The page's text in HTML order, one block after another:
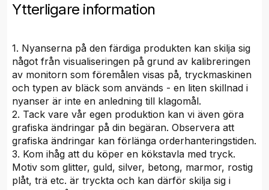
Ytterligare information
1. Nyanserna på den färdiga produkten kan skilja sig
något från visualiseringen på grund av kalibreringen
av monitorn som föremålen visas på, tryckmaskinen
och typen av bläck som används - en liten skillnad i
nyanser är inte en anledning till klagomål.
2. Tack vare vår egen produktion kan vi även göra
grafiska ändringar på din begäran. Observera att
grafiska ändringar kan förlänga orderhanteringstiden.
3. Kom ihåg att du köper en kökstavla med tryck.
Motiv som glitter, guld, silver, betong, marmor, rostig
plåt, trä etc. är tryckta och kan därför skilja sig i